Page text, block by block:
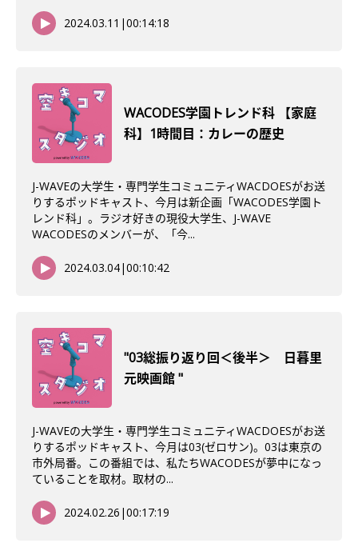
2024.03.11 |00:14:18
WACODES学園トレンド科 【家庭
科】1時間目：カレーの歴史
J-WAVEの大学生・専門学生コミュニティWACDOESがお送
りするポッドキャスト、今月は新企画「WACODES学園ト
レンド科」。ラジオ好きの現役大学生、J-WAVE
WACODESのメンバーが、「今...
2024.03.04|00:10:42
"03総振り返り回＜後半＞ 日暮里
元映画館 "
J-WAVEの大学生・専門学生コミュニティWACDOESがお送
りするポッドキャスト、今月は03(ゼロサン)。03は東京の
市外局番。この番組では、私たちWACODESが夢中になっ
ていることを取材。取材の...
2024.02.26 |00:17:19